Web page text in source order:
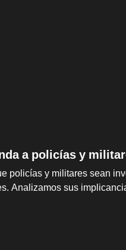
a policías y
policías y militares sean
Analizamos sus